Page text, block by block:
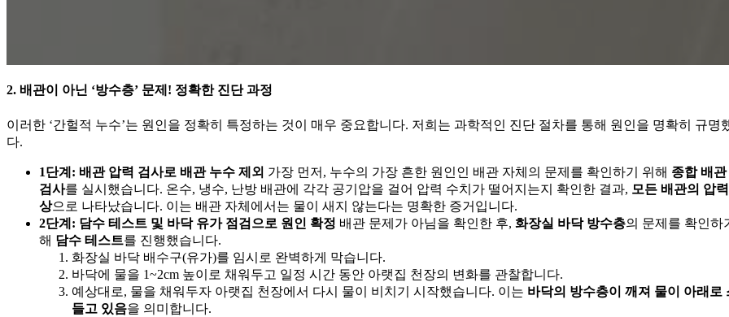
2. 배관이 아닌 ‘방수층’ 문제! 정확한 진단 과정
이러한 ‘간헐적 누수’는 원인을 정확히 특정하는 것이 매우 중요합니다. 저희는 과학적인 진단 절차를 통해 원인을 명확히 규명
다.
1단계: 배관 압력 검사로 배관 누수 제외 가장 먼저, 누수의 가장 흔한 원인인 배관 자체의 문제를 확인하기 위해 종합 배관
검사를 실시했습니다. 온수, 냉수, 난방 배관에 각각 공기압을 걸어 압력 수치가 떨어지는지 확인한 결과, 모든 배관의 압
상으로 나타났습니다. 이는 배관 자체에서는 물이 새지 않는다는 명확한 증거입니다.
2단계: 담수 테스트 및 바닥 유가 점검으로 원인 확정 배관 문제가 아님을 확인한 후, 화장실 바닥 방수층의 문제를 확인하
해 담수 테스트를 진행했습니다.
화장실 바닥 배수구(유가)를 임시로 완벽하게 막습니다.
바닥에 물을 1~2cm 높이로 채워두고 일정 시간 동안 아랫집 천장의 변화를 관찰합니다.
예상대로, 물을 채워두자 아랫집 천장에서 다시 물이 비치기 시작했습니다. 이는 바닥의 방수층이 깨져 물이 아래로
들고 있음을 의미합니다.